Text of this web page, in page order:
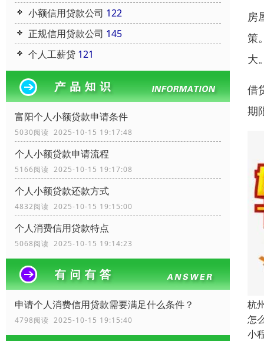
小额信用贷款公司 122
正规信用贷款公司 145
个人工薪贷 121
富阳个人小额贷款申请条件
5030阅读 2025-10-15 19:17:48
个人小额贷款申请流程
5166阅读 2025-10-15 19:17:08
个人小额贷款还款方式
4832阅读 2025-10-15 19:15:00
个人消费信用贷款特点
5068阅读 2025-10-15 19:14:23
申请个人消费信用贷款需要满足什么条件？
4798阅读 2025-10-15 19:15:40
房
策
大
借
期
杭
怎
小